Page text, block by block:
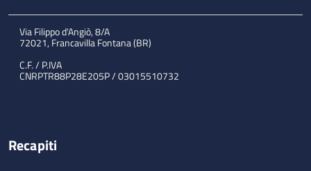
Via Filippo d'Angiò, 8/A
72021, Francavilla Fontana (BR)
C.F. / P.IVA
CNRPTR88P28E205P / 03015510732
Recapiti